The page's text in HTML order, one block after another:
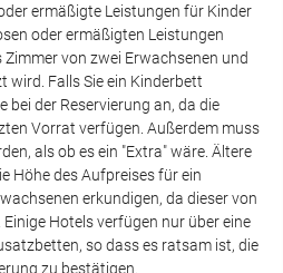
ermäßigte Leistungen für Kinder
oder ermäßigten Leistungen
von zwei Erwachsenen und
wird. Falls Sie ein Kinderbett
bei der Reservierung an, da die
Vorrat verfügen. Außerdem muss
als ob es ein "Extra" wäre. Ältere
Höhe des Aufpreises für ein
erkundigen, da dieser von
Hotels verfügen nur über eine
so dass es ratsam ist, die
zu bestätigen.